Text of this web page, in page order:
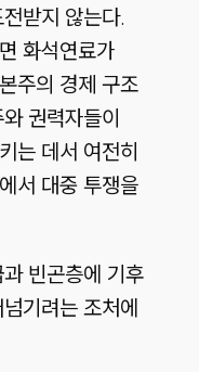
받지 않는다.
화석연료가
주의 경제 구조
권력자들이
는 데서 여전히
서 대중 투쟁을
빈곤층에 기후
기려는 조처에